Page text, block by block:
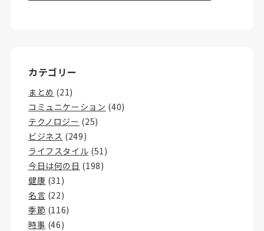
カテゴリー
まとめ (21)
コミュニケーション (40)
テクノロジー (25)
ビジネス (249)
ライフスタイル (51)
今日は何の日 (198)
健康 (31)
名言 (22)
季節 (116)
時事 (46)